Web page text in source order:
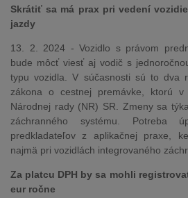
Skrátiť sa má prax pri vedení
jazdy
13. 2. 2024 - Vozidlo s právom
bude môcť viesť aj vodič s
typu vozidla. V súčasnosti sú to dva
zákona o cestnej premávke, ktorú v
Národnej rady (NR) SR. Zmeny sa
záchranného systému. Potreba
predkladateľov z aplikačnej praxe,
najmä pri vozidlách integrovaného
Za platcu DPH by sa mohli
eur ročne